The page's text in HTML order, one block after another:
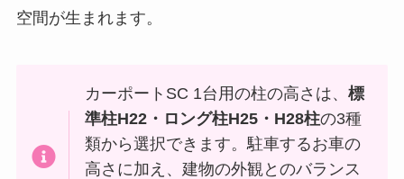
空間が生まれます。
カーポートSC 1台用の柱の高さは、標
準柱H22・ロング柱H25・H28柱の3種
類から選択できます。駐車するお車の
高さに加え、建物の外観とのバランス